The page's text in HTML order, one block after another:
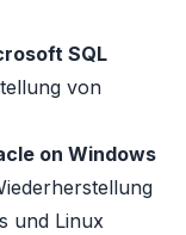
SQL
von
on Windows
und Linux